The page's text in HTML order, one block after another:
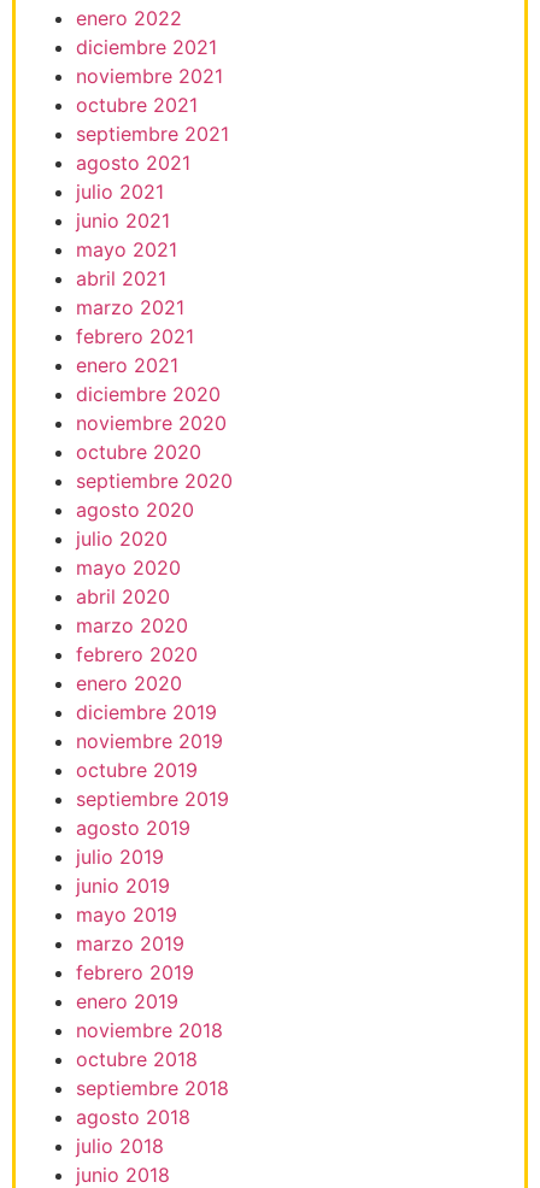
enero 2022
diciembre 2021
noviembre 2021
octubre 2021
septiembre 2021
agosto 2021
julio 2021
junio 2021
mayo 2021
abril 2021
marzo 2021
febrero 2021
enero 2021
diciembre 2020
noviembre 2020
octubre 2020
septiembre 2020
agosto 2020
julio 2020
mayo 2020
abril 2020
marzo 2020
febrero 2020
enero 2020
diciembre 2019
noviembre 2019
octubre 2019
septiembre 2019
agosto 2019
julio 2019
junio 2019
mayo 2019
marzo 2019
febrero 2019
enero 2019
noviembre 2018
octubre 2018
septiembre 2018
agosto 2018
julio 2018
junio 2018